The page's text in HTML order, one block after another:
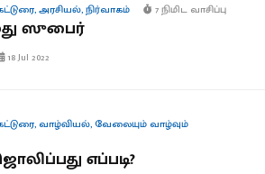
,அரசியல்,நிர்வாகம் 7 நிமிட வாசிப்பு
ஸுபைர்
18 Jul 2022
, வாழ்வியல், வேலையும் வாழ்வும்
எப்படி?